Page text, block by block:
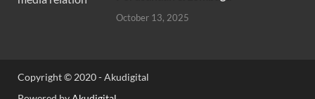
Copyright © 2020 - Akudigital